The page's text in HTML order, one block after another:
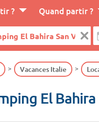
? Quand partir ?
Vacances Italie
El